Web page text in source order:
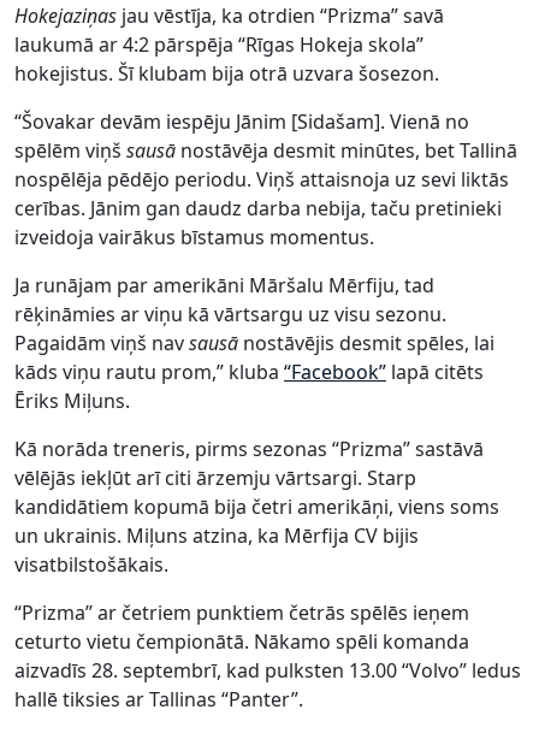
Hokejaziņas jau vēstīja, ka otrdien “Prizma” savā
laukumā ar 4:2 pārspēja “Rīgas Hokeja skola”
hokejistus. Šī klubam bija otrā uzvara šosezon.
“Šovakar devām iespēju Jānim [Sidašam]. Vienā no
spēlēm viņš sausā nostāvēja desmit minūtes, bet Tallinā
nospēlēja pēdējo periodu. Viņš attaisnoja uz sevi liktās
cerības. Jānim gan daudz darba nebija, taču pretinieki
izveidoja vairākus bīstamus momentus.
Ja runājam par amerikāni Māršalu Mērfiju, tad
rēķināmies ar viņu kā vārtsargu uz visu sezonu.
Pagaidām viņš navsausā nostāvējis desmit spēles, lai
kāds viņu rautu prom,” kluba “Facebook” lapā citēts
Ēriks Miļuns.
Kā norāda treneris, pirms sezonas “Prizma” sastāvā
vēlējās iekļūt arī citi ārzemju vārtsargi. Starp
kandidātiem kopumā bija četri amerikāņi, viens soms
un ukrainis. Miļuns atzina, ka Mērfija CV bijis
visatbilstošākais.
“Prizma” ar četriem punktiem četrās spēlēs ieņem
ceturto vietu čempionātā. Nākamo spēli komanda
aizvadīs 28. septembrī, kad pulksten 13.00 “Volvo” ledus
hallē tiksies ar Tallinas “Panter”.